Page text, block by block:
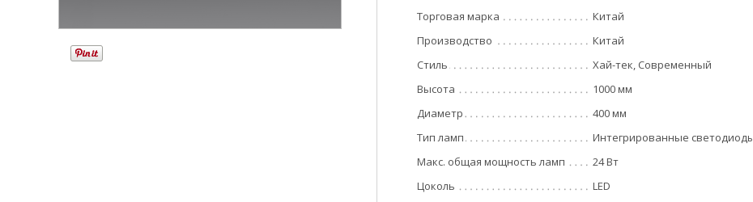
Торговая марка
Китай
Производство
Китай
Стиль
Хай-тек, Современный
Высота
1000 мм
Диаметр
400 мм
Тип ламп
Интегрированные
Макс. общая мощность ламп
24 Вт
Цоколь
LED